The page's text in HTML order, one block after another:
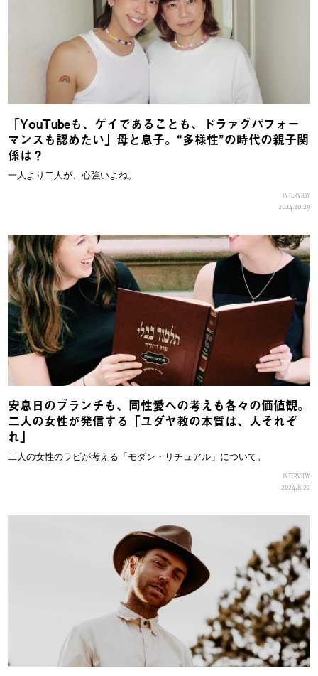
「YouTubeも、ゲイであることも、ドラァグパフォー
マンスも認めたい」母と息子。“多様性”の時代の親子関
係は？
一人より二人が、心強いよね。
INTERVIEW
2024.10.29
安息日のブランチも、同性愛への考えも各々の価値観。
二人の女性が発信する「ユダヤ教の本質は、人それぞ
れ」
二人の女性のラビが考える「モダン・リチュアル」について。
INTERVIEW
2024.8.22